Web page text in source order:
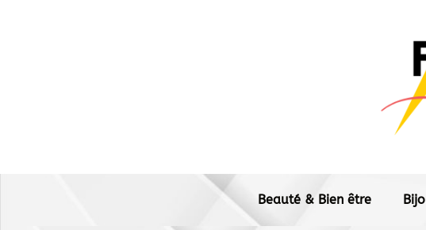
Beauté & Bien être